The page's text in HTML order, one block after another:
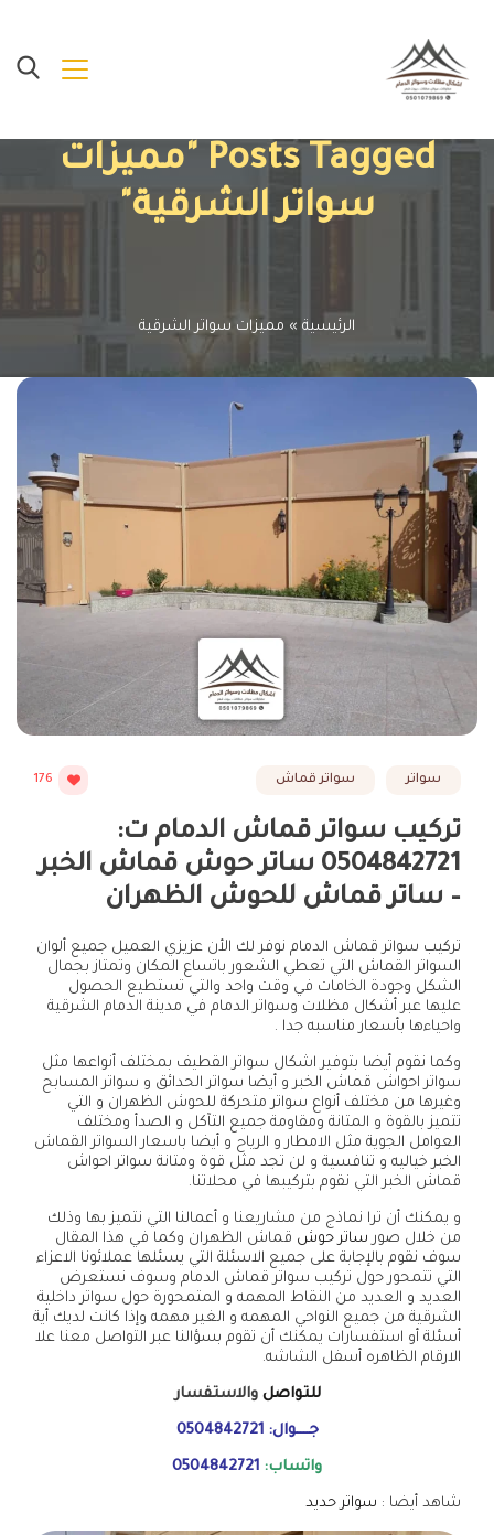
Posts Tagged "مميزات
سواتر الشرقية"
الرئيسية » مميزات سواتر الشرقية
سواتر سواتر قماش 176
تركيب سواتر قماش الدمام ت:
0504842721 ساتر حوش قماش الخبر
– ساتر قماش للحوش الظهران
تركيب سواتر قماش الدمام نوفر لك الأن عزيزي العميل جميع ألوان
السواتر القماش التي تعطي الشعور باتساع المكان وتمتاز بجمال
الشكل وجودة الخامات في وقت واحد والتي تستطيع الحصول
عليها عبر أشكال مظلات وسواتر الدمام في مدينة الدمام الشرقية
واحياءها بأسعار مناسبه جدا .
وكما نقوم أيضا بتوفير اشكال سواتر القطيف بمختلف أنواعها مثل
سواتر احواش قماش الخبر و أيضا سواتر الحدائق و سواتر المسابح
وغيرها من مختلف أنواع سواتر متحركة للحوش الظهران و التي
تتميز بالقوة و المتانة ومقاومة جميع التآكل و الصدأ ومختلف
العوامل الجوية مثل الامطار و الرياح و أيضا باسعار السواتر القماش
الخبر خياليه و تنافسية و لن تجد مثل قوة ومتانة سواتر احواش
قماش الخبر التي نقوم بتركيبها في محلاتنا.
و يمكنك أن ترا نماذج من مشاريعنا و أعمالنا التي نتميز بها وذلك
من خلال صور ساتر حوش قماش الظهران وكما في هذا المقال
سوف نقوم بالإجابة على جميع الاسئلة التي يسئلها عملائونا الاعزاء
التي تتمحور حول تركيب سواتر قماش الدمام وسوف نستعرض
العديد و العديد من النقاط المهمه و المتمحورة حول سواتر داخلية
الشرقية من جميع النواحي المهمه و الغير مهمه وإذا كانت لديك أية
أسئلة أو استفسارات يمكنك أن تقوم بسؤالنا عبر التواصل معنا علا
الارقام الظاهره أسفل الشاشه.
للتواصل والاستفسار
جــــوال:0504842721
واتساب: 0504842721
شاهد أيضا : سواتر حديد